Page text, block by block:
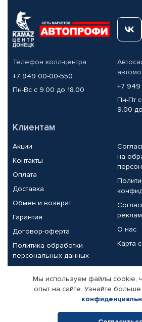
Телефон колл-центра
+7 949 00-00-550
Пн-Вс с 9.00 до 18.00
+7 949
Пн-Пт
9.00
Клиентам
Акции
Контакты
Оплата
Доставка
Обмен и возврат
Гарантия
Договор-оферта
Политика обработки
персональных данных
на
О нас
Карта
Партнерам
Корпоративным клиентам
Поставщикам
Мы используем файлы cookie,
опыт на сайте. Узнайте